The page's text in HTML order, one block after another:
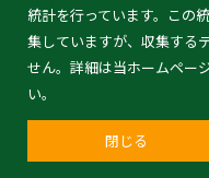
統計を行っています。この
集していますが、収集する
せん。詳細は当ホームペー
い。
閉じる